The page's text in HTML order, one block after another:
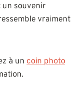
un souvenir
vraiment
à un coin photo